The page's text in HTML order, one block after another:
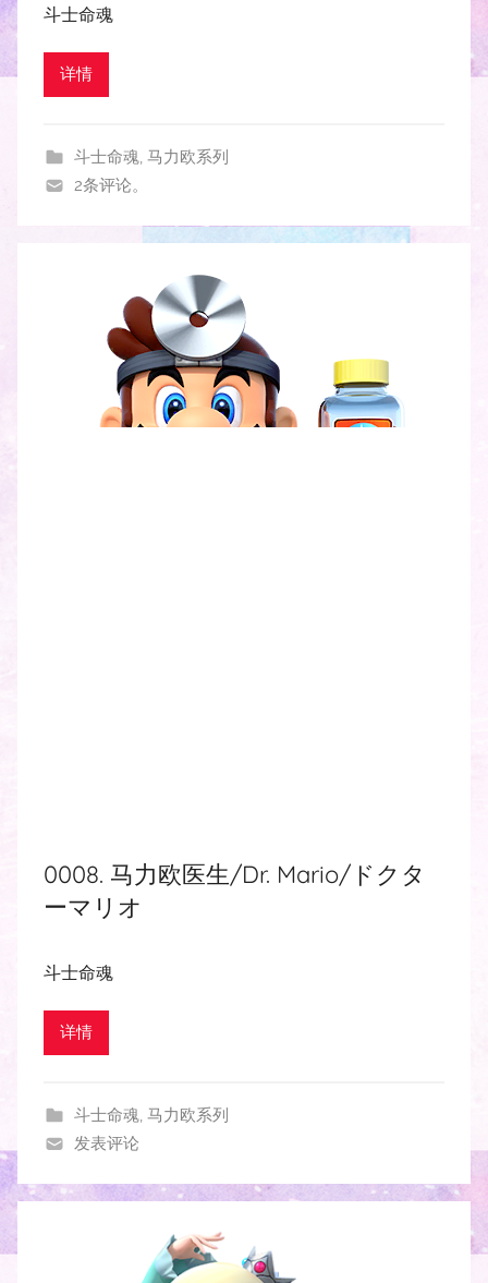
斗士命魂
详情
斗士命魂, 马力欧系列
2条评论。
0008. 马力欧医生/Dr. Mario/ドクタ
ーマリオ
斗士命魂
详情
斗士命魂, 马力欧系列
发表评论